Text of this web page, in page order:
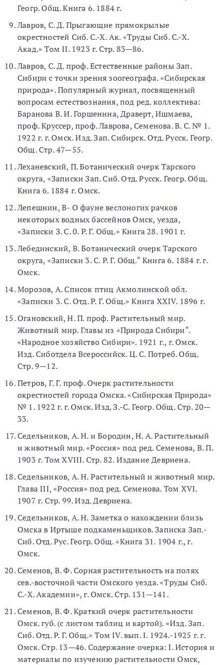
Геогр. Общ. Книга 6. 1884 г.
Лавров, С. Д. Прыгающие прямокрылые
окрестностей Сиб. С.-Х. Ак. «Труды Сиб. С.-Х.
Акад.» Том II. 1923 г. Стр. 83—86.
Лавров, С. Д. проф. Естественные районы Зап.
Сибири с точки зрения зоогеографа. «Сибирская
природа». Популярный журнал, посвященный
вопросам естествознания, под ред. коллектива:
Баранова В. И. Горшенина, Драверт, Ишмаева,
проф. Круссер, проф. Лаврова, Семенова. В. С. № 1.
1922 г. г. Омск. Изд. Зап. Сибирск. Отд. Русск. Геогр.
Общ. Стр. 47—55.
Леханевский, П. Ботанический очерк Тарского
округа, «Записки Зап. Сиб. Отд. Русск. Геогр. Общ.
Книга 6. 1884 г. Омск.
Лепешнин, В- О фауне веслоногих рачков
некоторых водных бассейнов Омск, уезда,
«Записки З. С. 0. Р. Г. Общ.» Книга 28. 1901 г.
Лебединский, В. Ботанический очерк Тарского
округа, «Записки 3. С. Р. Г. Общ.“ Книга 6. 1884 г. г.
Омск.
Морозов, А. Список птиц Акмолинской обл.
«Записки 3. С. Отд. Р. Г. Общ.» Книга XXIV. 1896 г.
Огановский, Н. П. проф. Растительный мир.
Животный мир. Главы из «Природа Сибири“.
«Народное хозяйство Сибири». 1921 г., г. Омск.
Изд. Сиботдела Всероссийск. Ц. С. Потреб. Общ.
Стр. 9—12.
Петров, Г. Г. проф. Очерк растительности
окрестностей города Омска. «Сибирская Природа»
№ 1. 1922 г. г. Омск. Изд. З.-С. Геогр. Общ. Стр. 20—
33.
Седельников, А. Н. и Бородин, Н. А. Растительный
и животный мир. «Россия» под ред. Семенова, В. П.
1903 г. Том XVIII. Стр. 82. Издание Девриена.
Седельников, А. Н. Растительный и животный мир.
Глава III, «Россия» под ред. Семенова. Том XVI.
1907 г. Стр. 99. Изд. Девриена.
Седельников, А. Н. Заметка о нахождении близь
Омска в Иртыше подкаменьщиков. Записка Зап.-
Сиб. Отд. Рус. Геогр. Общ. «Книга 31. 1904 г., г.
Омск.
Семенов, В. Ф. Сорная растительность на полях
сев.-восточной части Омского уезда. «Труды Сиб.
С.-Х. Академии», г. Омск. Стр. 131—141.
Семенов, В. Ф. Краткий очерк растительности
Омск. губ. (с листом таблиц и картой). «Изд. Зап.
Сиб. Отд. Р. Г. Общ.» Том IV. вып. I. 1924.-1925 г. г.
Омск. Стр. 13—46. Содержание очерка: I. История и
материалы по изучению растительности Омск,